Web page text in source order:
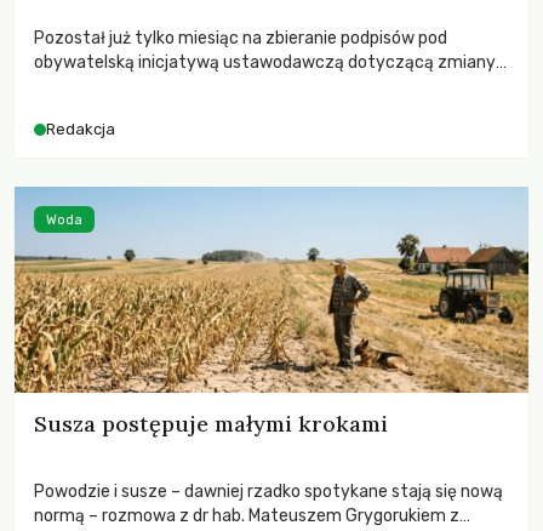
Pozostał już tylko miesiąc na zbieranie podpisów pod
obywatelską inicjatywą ustawodawczą dotyczącą zmiany
niezwykle korzystne rozwiązania dla przyrody i zwierząt,
funkcjonowania łowiectwa w Polsce.
Redakcja
Susza postępuje małymi krokami
Powodzie i susze – dawniej rzadko spotykane stają się nową
normą – rozmowa z dr hab. Mateuszem Grygorukiem z
Woda